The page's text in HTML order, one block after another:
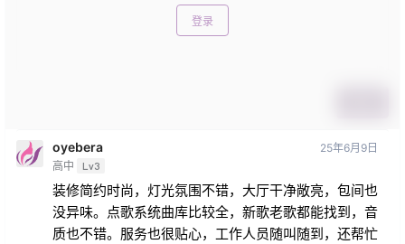
登录
oyebera
高中 Lv3
25年6月9日
装修简约时尚，灯光氛围不错，大厅干净敞亮，包间也
没异味。点歌系统曲库比较全，新歌老歌都能找到，音
质也不错。服务也很贴心，工作人员随叫随到，还帮忙